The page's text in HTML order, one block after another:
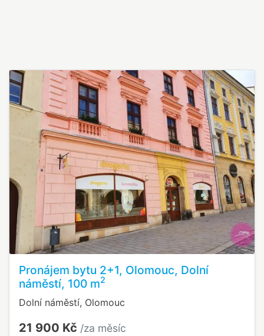
Pronájem bytu 2+1, Olomouc, Dolní
náměstí, 100 m2
Dolní náměstí, Olomouc
21 900 Kč /za měsíc